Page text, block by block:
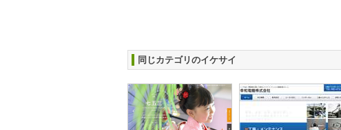
同じカテゴリのイケサイ